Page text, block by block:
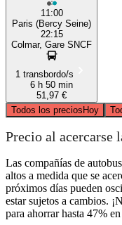
11:00
Paris (Bercy Seine)
22:15
Colmar, Gare SNCF
1 transbordo/s
6 h 50 min
51,97 €
Todos los preciosHoy
Precio al acercarse
Las compañías de
altos a medida que se
próximos días pueden
estar sujetos a cambios.
para ahorrar hasta 47%